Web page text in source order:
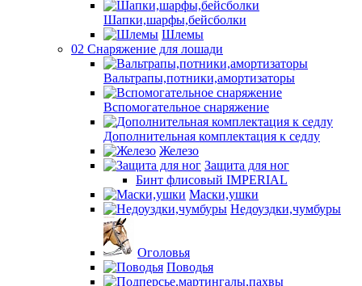
Шапки,шарфы,бейсболки
Шлемы
02 Снаряжение для лошади
Вальтрапы,потники,амортизаторы
Вспомогательное снаряжение
Дополнительная комплектация к седлу
Железо
Защита для ног
Бинт флисовый IMPERIAL
Маски,ушки
Недоуздки,чумбуры
Оголовья
Поводья